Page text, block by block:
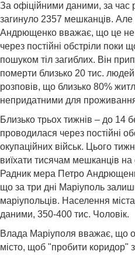
За офіційними даними, за час
загинуло 2357 мешканців.
Андрющенко вважає, що це не
через постійні обстріли поки
пошуком тіл загиблих. Він
померти близько 20 тис.
розповів, що близько 80%
непридатними для
Близько трьох тижнів – до 14
проводилася через постійні
окупаційних військ. Цього
виїхати тисячам мешканців
Радник мера Петро
що за три дні Маріуполь
маріупольців. Населення
даними, 350-400 тис. Чоловік.
Влада Маріуполя вважає, що
місто, щоб "пробити коридор" з